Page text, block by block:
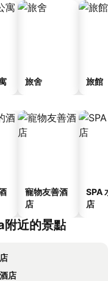
旅舍 旅館
寵物友善酒
店
SPA
店
近的景點
店